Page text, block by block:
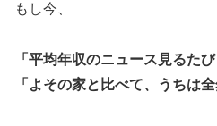
もし今、
「平均年収のニュース見るたび
「よその家と比べて、うちは